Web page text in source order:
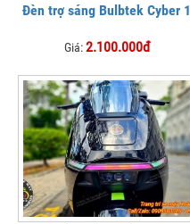
Đèn trợ sáng Bulbtek Cyber 1
Giá:2.100.000đ